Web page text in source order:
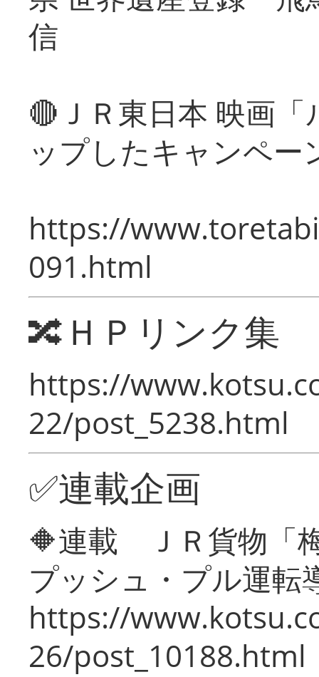
信
🔴ＪＲ東日本 映画
ップしたキャンペー
https://
091.html
🔀ＨＰリンク集
https://
22/post_5238.html
✅連載企画
🔶連載 ＪＲ貨物「
プッシュ・プル運転
https://
26/post_10188.html